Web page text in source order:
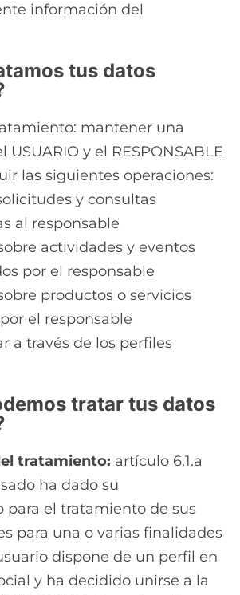
información del
tus datos
mantener una
y el RESPONSABLE
las siguientes operaciones:
y consultas
al responsable
actividades y eventos
por el responsable
productos o servicios
el responsable
a través de los perfiles
tratar tus datos
tratamiento: artículo 6.1.a
ha dado su
para el tratamiento de sus
para una o varias finalidades
dispone de un perfil en
y ha decidido unirse a la